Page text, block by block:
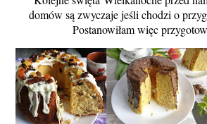
domów są zwyczaje jeśli chodzi o
Postanowiłam więc